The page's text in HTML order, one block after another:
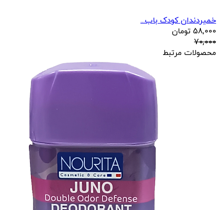
خمیردندان کودک باب...
58,000 تومان
70,000
محصولات مرتبط